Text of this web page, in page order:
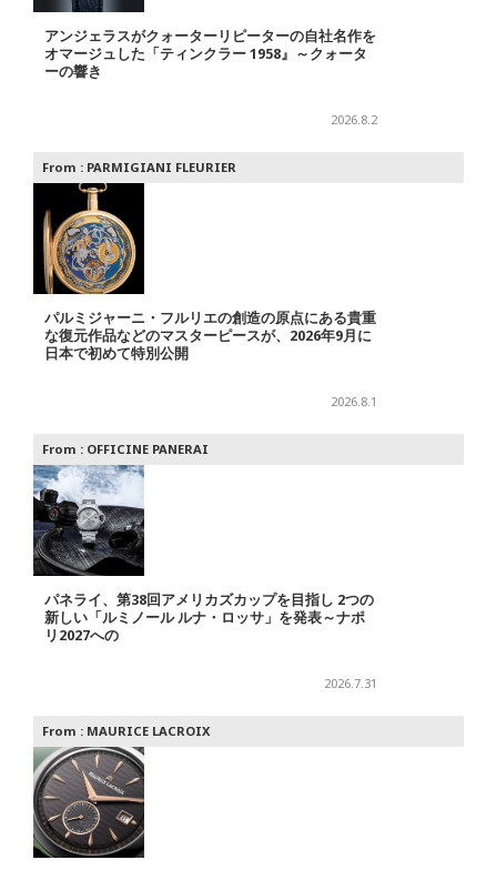
アンジェラスがクォーターリピーターの自社名作を
オマージュした「ティンクラー 1958』～クォータ
ーの響き
2026.8.2
From : PARMIGIANI FLEURIER
パルミジャーニ・フルリエの創造の原点にある貴重
な復元作品などのマスターピースが、2026年9月に
日本で初めて特別公開
2026.8.1
From : OFFICINE PANERAI
パネライ、第38回アメリカズカップを目指し 2つの
新しい「ルミノール ルナ・ロッサ」を発表～ナポ
リ2027への
2026.7.31
From : MAURICE LACROIX